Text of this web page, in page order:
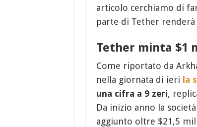
articolo cerchiamo di
parte di Tether
Tether minta $1
Come riportato da
nella giornata di ieri la
una cifra a 9 zeri,
Da inizio anno la
aggiunto oltre $21,5